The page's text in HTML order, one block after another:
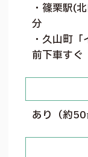
・篠栗駅(
分
・久山町
前下車すぐ
あり（約50